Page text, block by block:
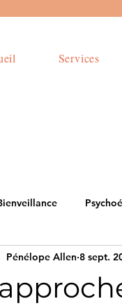
Services
Pénélope Allen 8 sept.